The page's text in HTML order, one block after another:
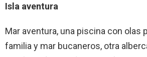
Isla aventura
Mar aventura, una piscina con olas
familia y mar bucaneros, otra